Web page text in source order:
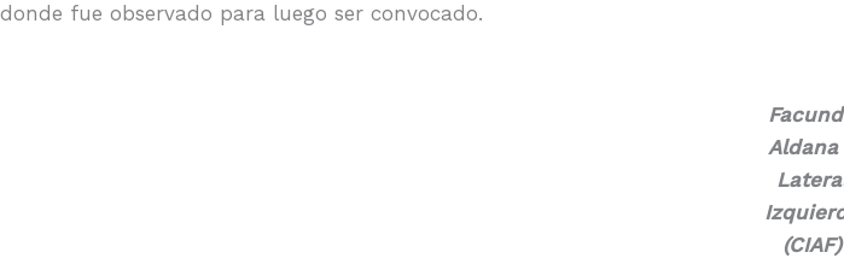
donde fue observado para luego ser convocado.
Aldana
(CIAF)